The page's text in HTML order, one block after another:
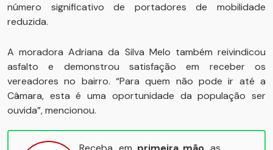
número significativo de portadores de mobilidade
reduzida.
A moradora Adriana da Silva Melo também reivindicou
asfalto e demonstrou satisfação em receber os
vereadores no bairro. “Para quem não pode ir até a
Câmara, esta é uma oportunidade da população ser
ouvida”, mencionou.